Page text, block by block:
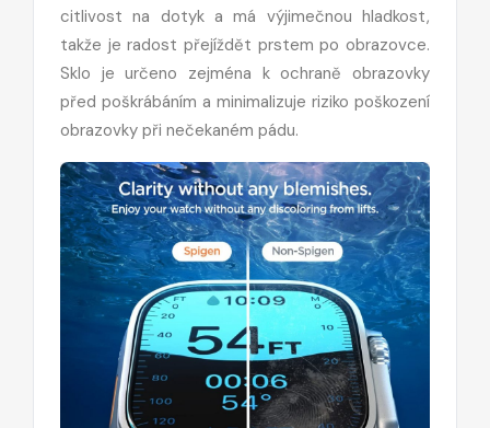
citlivost na dotyk a má výjimečnou hladkost,
takže je radost přejíždět prstem po obrazovce.
Sklo je určeno zejména k ochraně obrazovky
před poškrábáním a minimalizuje riziko poškození
obrazovky při nečekaném pádu.